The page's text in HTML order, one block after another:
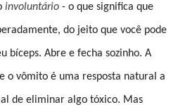
involuntário - o que significa que
do jeito que você pode
bíceps. Abre e fecha sozinho. A
o vômito é uma resposta natural a
de eliminar algo tóxico. Mas